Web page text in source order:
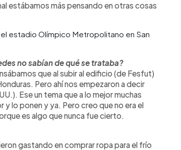
estábamos más pensando en otras cosas
estadio Olímpico Metropolitano en San
no sabían de qué se trataba?
que al subir al edificio (de Fesfut)
Pero ahí nos empezaron a decir
Ese un tema que a lo mejor muchas
y lo ponen y ya. Pero creo que no era el
es algo que nunca fue cierto.
gastando en comprar ropa para el frío